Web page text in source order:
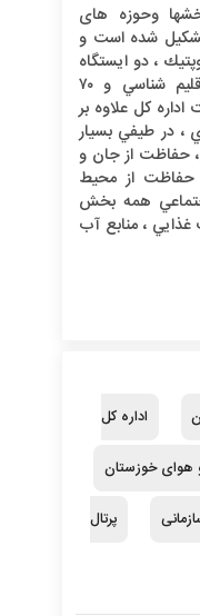
وحوزه های
تشکیل شده است و
سينوپتيك ، دو ايستگاه
تحقيقات كشاورزي ، ۱۵ ايستگاه اقليم شناسي و ۷۰
كل علاوه بر
، در طيفي بسيار
حفاظت از جان و
حفاظت از محيط
همه بخش
غذايي ، منابع آب
اداره کل
هوای خوزستان
پرتال